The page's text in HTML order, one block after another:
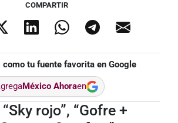
COMPARTIR
tu fuente favorita en Google
México Ahoraen
rojo”, “Gofre +